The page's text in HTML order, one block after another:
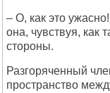
– О, как это
она, чувствуя, как
стороны.
Разгоряченный
пространство